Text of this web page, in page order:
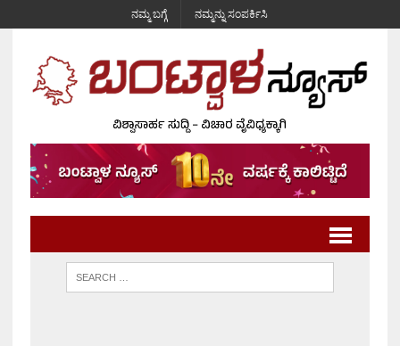
ನಮ್ಮ ಬಗ್ಗೆ ನಮ್ಮನ್ನು ಸಂಪರ್ಕಿಸಿ